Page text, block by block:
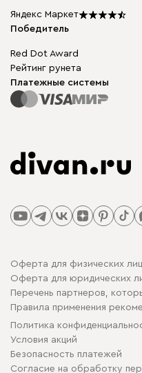
Подарочные сертификаты
Мы в прессе
Яндекс Маркет
Победитель
Red Dot Award
Рейтинг рунета
Платежные системы
Оферта для физических лиц
Оферта для юридических
Перечень партнеров,
Правила применения
Политика
Условия акций
Безопасность платежей
Cогласие на обработку